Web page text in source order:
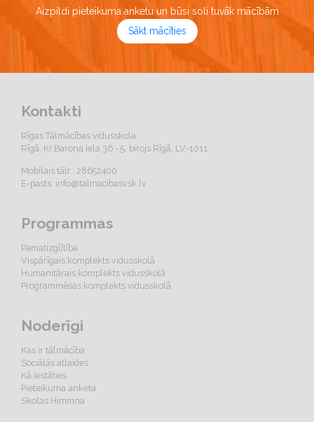
Aizpildi pieteikuma anketu un būsi soli tuvāk mācībām
Sākt mācīties
Kontakti
Rīgas Tālmācības vidusskola
Rīgā, Kr.Barona iela 36 - 5. birojs Rīgā, LV-1011
Mobilais tālr.: 28652400
E-pasts: info@talmacibasvsk.lv
Programmas
Pamatizglītība
Vispārīgais komplekts vidusskolā
Humanitārais komplekts vidusskolā
Programmēšas komplekts vidusskolā
Noderīgi
Kas ir tālmācība
Sociālās atlaides
Kā iestāties
Pieteikuma anketa
Skolas Himmna